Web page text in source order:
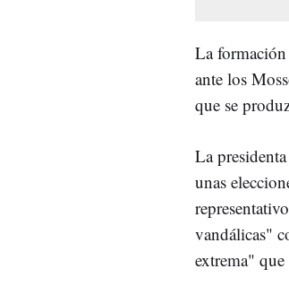
La
ante los
que se
La
unas
vandálicas"
extrema" que